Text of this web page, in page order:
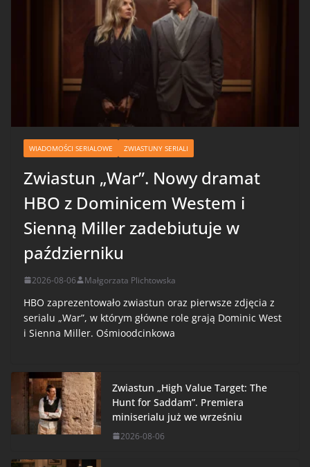
WIADOMOŚCI SERIALOWE ZWIASTUNY SERIALI
Zwiastun „War”. Nowy dramat
HBO z Dominicem Westem i
Sienną Miller zadebiutuje w
październiku
2026-08-06 Małgorzata Plichtowska
HBO zaprezentowało zwiastun oraz pierwsze zdjęcia z
serialu „War”, w którym główne role grają Dominic West
i Sienna Miller. Ośmioodcinkowa
Zwiastun „High Value Target: The
Hunt for Saddam”. Premiera
miniserialu już we wrześniu
2026-08-06